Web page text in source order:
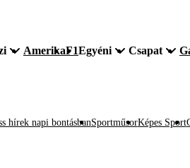
AmerikaF1Egyéni Csapat
hírek napi bontásbanSportműsorKépes Sport